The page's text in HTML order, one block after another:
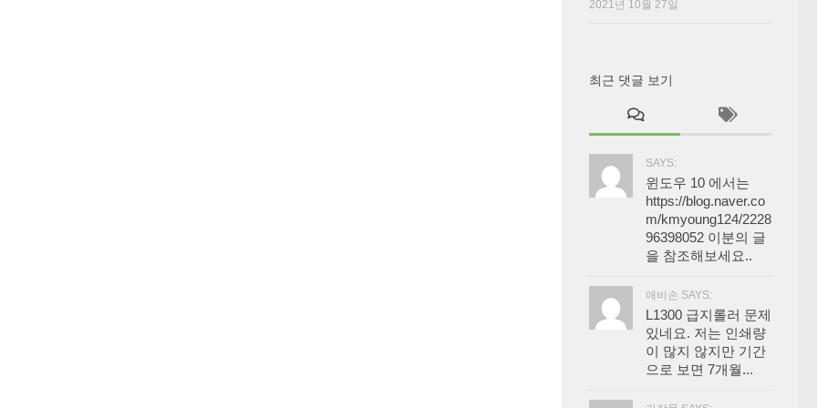
2021년 10월 27일
최근 댓글 보기
SAYS:
윈도우 10 에서는
https://blog.naver.co
m/kmyoung124/2228
96398052 이분의 글
을 참조해보세요..
애비손 SAYS:
L1300 급지롤러 문제
있네요. 저는 인쇄량
이 많지 않지만 기간
으로 보면 7개월...